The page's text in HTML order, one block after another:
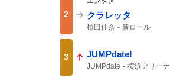
2 クラレッタ
植田佳奈 新ロール
3 JUMPdate!
JUMPdate 横浜アリーナ